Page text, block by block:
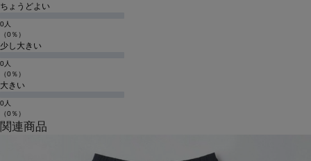
ちょうどよい
0人
（0％）
少し大きい
0人
（0％）
大きい
0人
（0％）
関連商品